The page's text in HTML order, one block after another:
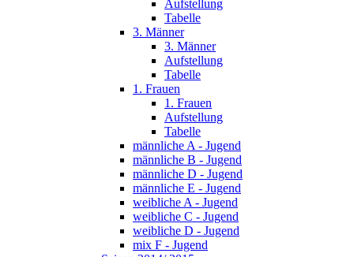
Aufstellung
Tabelle
3. Männer
3. Männer
Aufstellung
Tabelle
1. Frauen
1. Frauen
Aufstellung
Tabelle
männliche A - Jugend
männliche B - Jugend
männliche D - Jugend
männliche E - Jugend
weibliche A - Jugend
weibliche C - Jugend
weibliche D - Jugend
mix F - Jugend